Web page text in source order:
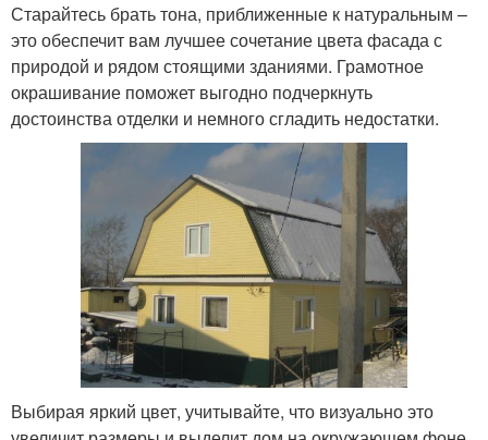
Старайтесь брать тона, приближенные к натуральным –
это обеспечит вам лучшее сочетание цвета фасада с
природой и рядом стоящими зданиями. Грамотное
окрашивание поможет выгодно подчеркнуть
достоинства отделки и немного сгладить недостатки.
Выбирая яркий цвет, учитывайте, что визуально это